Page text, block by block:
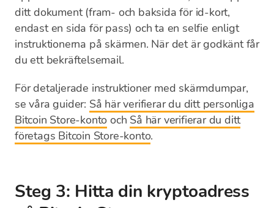
ditt dokument (fram- och baksida för id-kort,
endast en sida för pass) och ta en selfie enligt
instruktionerna på skärmen. När det är godkänt får
du ett bekräftelsemail.
För detaljerade instruktioner med skärmdumpar,
se våra guider: Så här verifierar du ditt personliga
Bitcoin Store-konto och Så här verifierar du ditt
företags Bitcoin Store-konto.
Steg 3: Hitta din kryptoadress